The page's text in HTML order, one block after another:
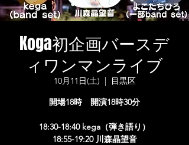
Koga初企画バースデ
ィワンマンライブ
10月11日(土)
  |
目黒区
開場18時 開演18時30分
18:30-18:40 kega（弾き語り）
18:55-19:20 川森晶望音